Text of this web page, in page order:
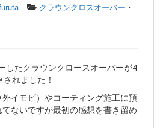
クラウンクロスオーバー ・
したクラウンクロースオーバーが4
れました！
イモビ）やコーティング施工に預
ないですが最初の感想を書き留め